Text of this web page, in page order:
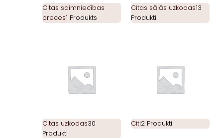
Citas saimniecības
preces1 Produkts
Citas sāļās uzkodas13
Produkti
Citas uzkodas30
Produkti
Citi2 Produkti